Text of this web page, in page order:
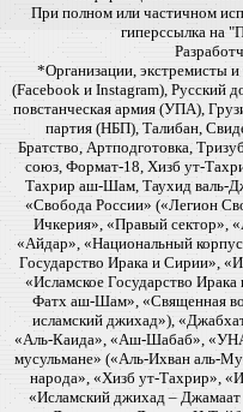
При полном или частичном
гиперссылка на
*Организации, экстремисты
(Facebook и Instagram), Русский
повстанческая армия (УПА),
партия (НБП), Талибан,
Братство, Артподготовка,
союз, Формат-18, Хизб ут-
Тахрир аш-Шам, Таухид валь-
«Свобода России» («Легион
Ичкерия», «Правый сектор»,
«Айдар», «Национальный
Государство Ирака и Сирии»,
«Исламское Государство
Фатх аш-Шам», «Священная
исламский джихад»),
«Аль-Каида», «Аш-Шабаб»,
мусульмане» («Аль-Ихван аль-
народа», «Хизб ут-Тахрир»,
«Исламский джихад –